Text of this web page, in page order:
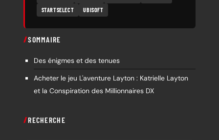
STARTSELECT
UBISOFT
SOMMAIRE
Des énigmes et des tenues
Acheter le jeu L'aventure Layton : Katrielle Layton
et la Conspiration des Millionnaires DX
RECHERCHE